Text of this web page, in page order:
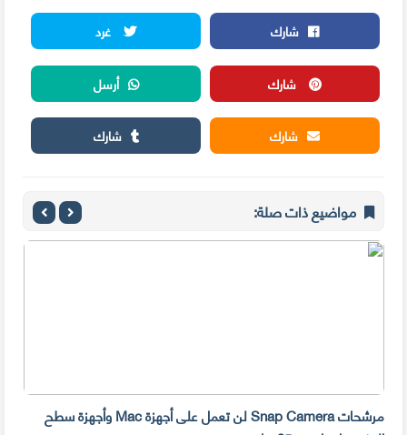
شارك
غرد
شارك
أرسل
شارك
شارك
مواضيع ذات صلة:
مرشحات Snap Camera لن تعمل على أجهزة Mac وأجهزة سطح